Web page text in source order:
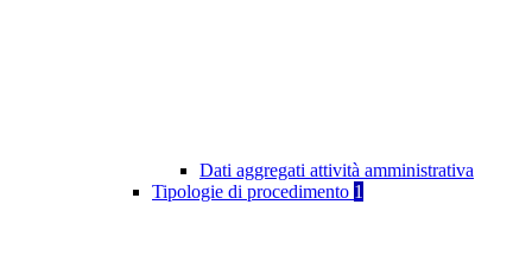
Dati aggregati attività amministrativa
Tipologie di procedimento 1